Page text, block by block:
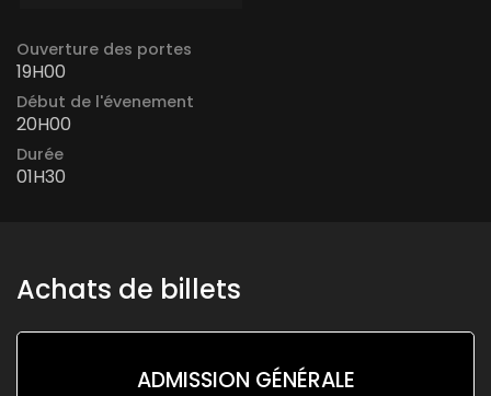
Ouverture des portes
19H00
Début de l'évenement
20H00
Durée
01H30
Achats de billets
ADMISSION GÉNÉRALE